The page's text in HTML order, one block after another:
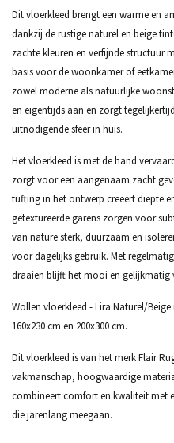
Dit vloerkleed brengt een warme en
dankzij de rustige naturel en beige
zachte kleuren en verfijnde structuur
basis voor de woonkamer of
zowel moderne als natuurlijke
en eigentijds aan en zorgt
uitnodigende sfeer in huis.
Het vloerkleed is met de hand
zorgt voor een aangenaam zacht
tufting in het ontwerp creëert diepte
getextureerde garens zorgen voor
van nature sterk, duurzaam en
voor dagelijks gebruik. Met
draaien blijft het mooi en gelijkmatig
Wollen vloerkleed - Lira Naturel/
160x230 cm en 200x300 cm.
Dit vloerkleed is van het merk Flair
vakmanschap, hoogwaardige
combineert comfort en kwaliteit met
die jarenlang meegaan.